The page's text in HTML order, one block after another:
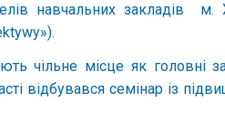
навчальних закладів м.
чільне місце як головні
семінар із